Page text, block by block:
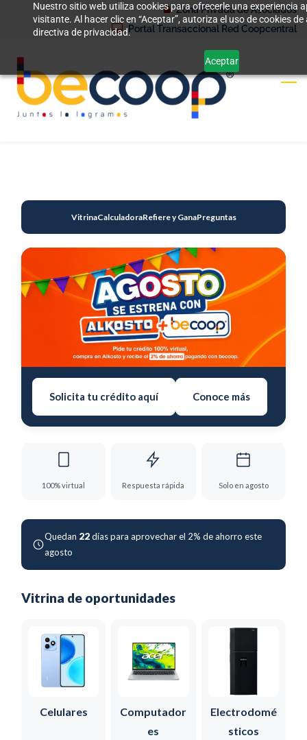
Nuestro sitio web utiliza cookies para ofrecerle una experiencia
visitante. Al hacer clic en “Aceptar”, autoriza el uso de cookies
directiva de privacidad.
Aceptar
content
VitrinaCalculadoraRefiere y GanaPreguntas
Solicita tu crédito aquí Conoce más
100% virtual Respuesta rápida Solo en agosto
Quedan 22días para aprovechar el 2% de ahorro este
agosto
Vitrina de oportunidades
Celulares
Computador
es
Electrodomé
sticos
Zona Privada de Asociados
Portal Transaccional Red Coopcentral